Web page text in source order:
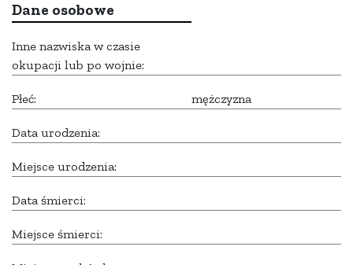
Dane osobowe
Inne nazwiska w czasie
okupacji lub po wojnie:
Płeć: mężczyzna
Data urodzenia:
Miejsce urodzenia:
Data śmierci:
Miejsce śmierci: